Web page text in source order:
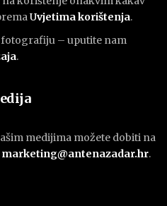
Uvjetima korištenja.
fotografiju – uputite nam
.
medijima možete dobiti na
marketing@antenazadar.hr.